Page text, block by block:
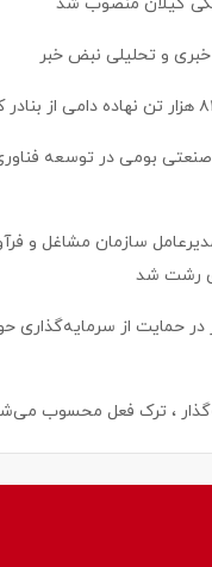
خبری و تحلیلی نبض خبر
بومی در توسعه
سازمان مشاغل و
رشت شد
در حمایت از سرمایه‌گذاری
، ترک فعل محسوب